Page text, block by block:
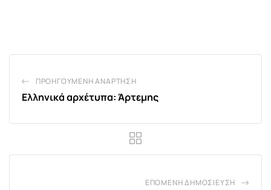
ΠΡΟΗΓΟΎΜΕΝΗ ΑΝΆΡΤΗΣΗ
Ελληνικά αρχέτυπα: Άρτεμης
ΕΠΌΜΕΝΗ ΔΗΜΟΣΊΕΥΣΗ